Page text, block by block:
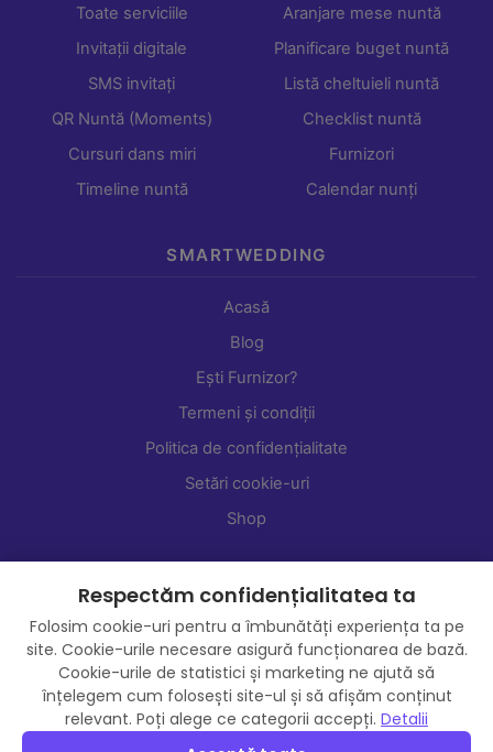
Toate serviciile
Invitații digitale
SMS invitați
QR Nuntă (Moments)
Cursuri dans miri
Timeline nuntă
Aranjare mese nuntă
Planificare buget nuntă
Listă cheltuieli nuntă
Checklist nuntă
Furnizori
Calendar nunți
SMARTWEDDING
Acasă
Blog
Ești Furnizor?
Termeni și condiții
Politica de confidențialitate
Setări cookie-uri
Shop
Respectăm confidențialitatea ta
Folosim cookie-uri pentru a îmbunătăți experiența ta pe
site. Cookie-urile necesare asigură funcționarea de bază.
Cookie-urile de statistici și marketing ne ajută să
înțelegem cum folosești site-ul și să afișăm conținut
relevant. Poți alege ce categorii accepți. Detalii